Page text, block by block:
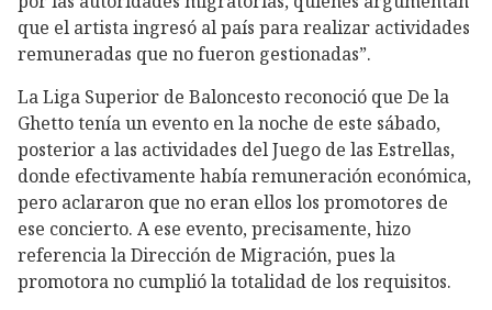
que el artista ingresó al país para realizar actividades
remuneradas que no fueron gestionadas”.
La Liga Superior de Baloncesto reconoció que De la
Ghetto tenía un evento en la noche de este sábado,
posterior a las actividades del Juego de las Estrellas,
donde efectivamente había remuneración económica,
pero aclararon que no eran ellos los promotores de
ese concierto. A ese evento, precisamente, hizo
referencia la Dirección de Migración, pues la
promotora no cumplió la totalidad de los requisitos.